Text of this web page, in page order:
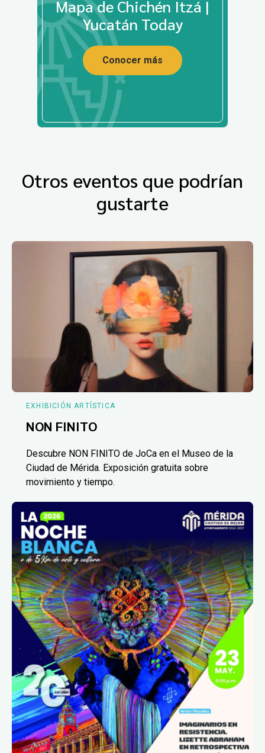
Mapa de Chichén Itzá |
Yucatán Today
Conocer más
Otros eventos que podrían
gustarte
EXHIBICIÓN ARTÍSTICA
NON FINITO
Descubre NON FINITO de JoCa en el Museo de la
Ciudad de Mérida. Exposición gratuita sobre
movimiento y tiempo.